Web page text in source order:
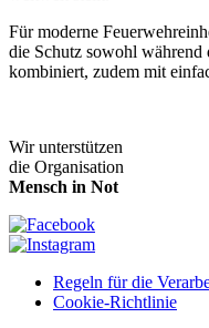
Für moderne
die Schutz sowohl während
kombiniert, zudem mit
Wir unterstützen
die Organisation
Mensch in Not
Regeln für die
Cookie-Richtlinie